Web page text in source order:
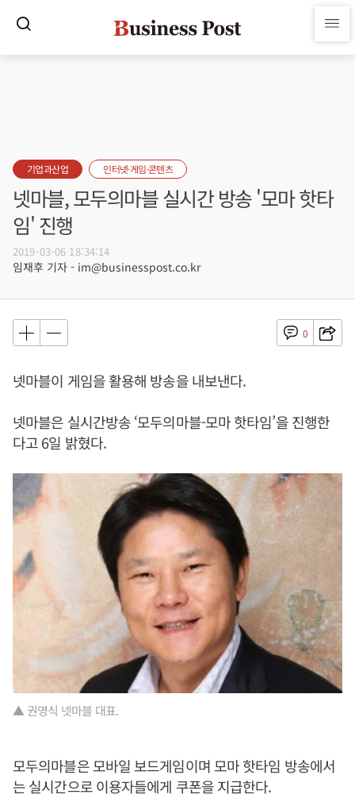
기업과산업 인터넷·게임·콘텐츠
넷마블, 모두의마블 실시간 방송 '모마 핫타
임' 진행
2019-03-06 18:34:14
임재후 기자 - im@businesspost.co.kr
0
넷마블이 게임을 활용해 방송을 내보낸다.
넷마블은 실시간방송 ‘모두의마블-모마 핫타임’을 진행한
다고 6일 밝혔다.
▲ 권영식 넷마블 대표.
모두의마블은 모바일 보드게임이며 모마 핫타임 방송에서
는 실시간으로 이용자들에게 쿠폰을 지급한다.